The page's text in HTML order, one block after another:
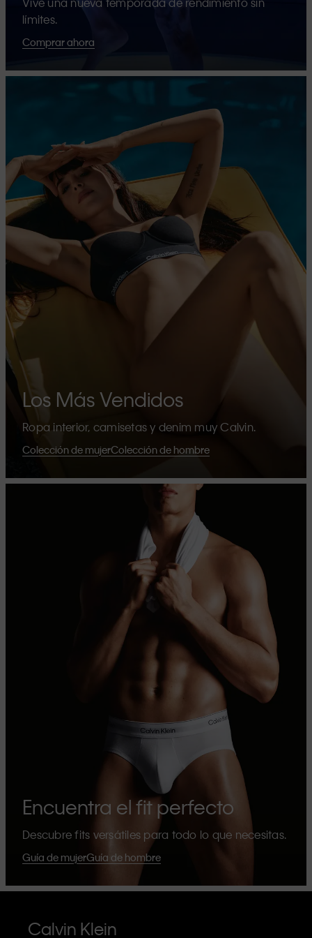
límites.
Comprar ahora
Los Más Vendidos
Ropa interior, camisetas y denim muy Calvin.
Colección de mujerColección de hombre
Encuentra el fit perfecto
Descubre fits versátiles para todo lo que necesitas.
Guía de mujerGuía de hombre
Calvin Klein